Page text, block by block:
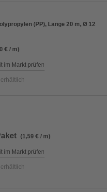
(PP), Länge 20 m, Ø 12
€ / m)
im Markt prüfen
(1,59 € / m)
im Markt prüfen